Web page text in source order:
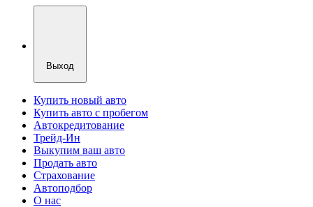
Выход
Купить новый авто
Купить авто с пробегом
Автокредитование
Трейд-Ин
Выкупим ваш авто
Продать авто
Страхование
Автоподбор
О нас